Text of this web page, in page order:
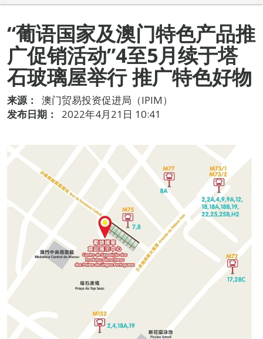
“葡语国家及澳门特色产品推
广促销活动”4至5月续于塔
石玻璃屋举行 推广特色好物
来源：
澳门贸易投资促进局（IPIM）
发布日期：
2022年4月21日 10:41